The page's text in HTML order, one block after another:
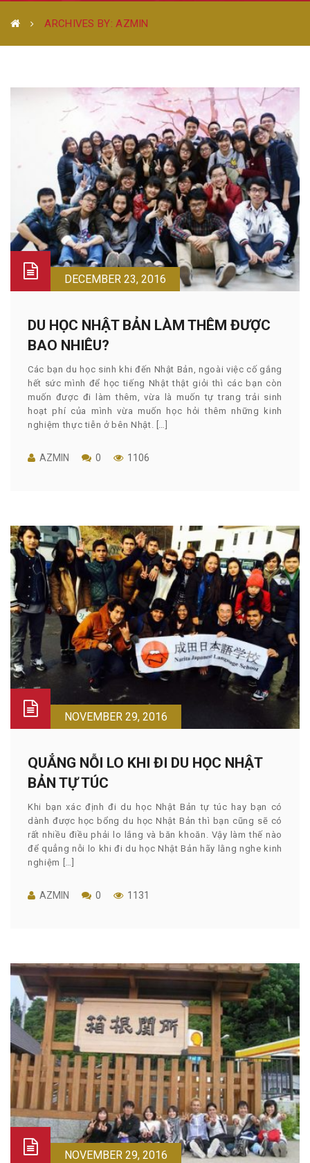
ARCHIVES BY: AZMIN
DECEMBER 23, 2016
DU HỌC NHẬT BẢN LÀM THÊM ĐƯỢC
BAO NHIÊU?
Các bạn du học sinh khi đến Nhật Bản, ngoài việc cố gắng
hết sức mình để học tiếng Nhật thật giỏi thì các bạn còn
muốn được đi làm thêm, vừa là muốn tự trang trải sinh
hoạt phí của mình vừa muốn học hỏi thêm những kinh
nghiệm thực tiễn ở bên Nhật. […]
AZMIN 0 1106
NOVEMBER 29, 2016
QUẲNG NỖI LO KHI ĐI DU HỌC NHẬT
BẢN TỰ TÚC
Khi bạn xác định đi du học Nhật Bản tự túc hay bạn có
dành được học bổng du học Nhật Bản thì bạn cũng sẽ có
rất nhiều điều phải lo lắng và băn khoăn. Vậy làm thế nào
để quẳng nỗi lo khi đi du học Nhật Bản hãy lằng nghe kinh
nghiệm […]
AZMIN 0 1131
NOVEMBER 29, 2016